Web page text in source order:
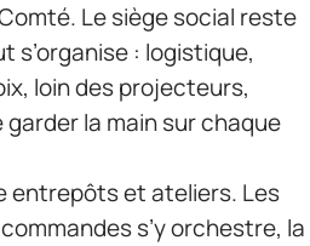
Le siège social reste
s’organise : logistique,
loin des projecteurs,
la main sur chaque
entrepôts et ateliers. Les
s’y orchestre, la